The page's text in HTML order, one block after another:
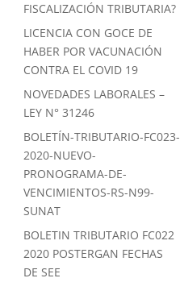
FISCALIZACIÓN TRIBUTARIA?
LICENCIA CON GOCE DE
HABER POR VACUNACIÓN
CONTRA EL COVID 19
NOVEDADES LABORALES –
LEY N° 31246
BOLETÍN-TRIBUTARIO-FC023-
2020-NUEVO-
PRONOGRAMA-DE-
VENCIMIENTOS-RS-N99-
SUNAT
BOLETIN TRIBUTARIO FC022
2020 POSTERGAN FECHAS
DE SEE